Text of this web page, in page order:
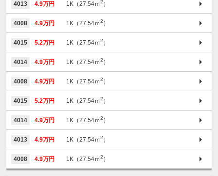
4013 4.9万円 1K（27.54ｍ2 ）
4008 4.9万円 1K（27.54ｍ2 ）
4015 5.2万円 1K（27.54ｍ2 ）
4014 4.9万円 1K（27.54ｍ2 ）
4008 4.9万円 1K（27.54ｍ2 ）
4015 5.2万円 1K（27.54ｍ2 ）
4014 4.9万円 1K（27.54ｍ2 ）
4013 4.9万円 1K（27.54ｍ2 ）
4008 4.9万円 1K（27.54ｍ2 ）